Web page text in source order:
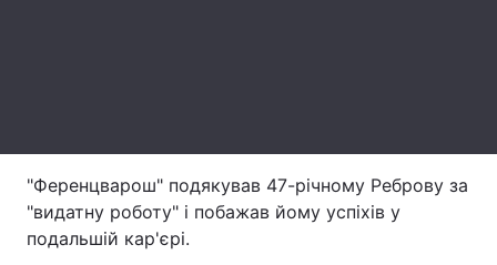
Архів Вакансії
Контакти
"Ференцварош" подякував 47-річному Реброву за
"видатну роботу" і побажав йому успіхів у
подальшій кар'єрі.